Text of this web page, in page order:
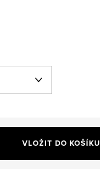
VLOŽIT DO KOŠÍKU